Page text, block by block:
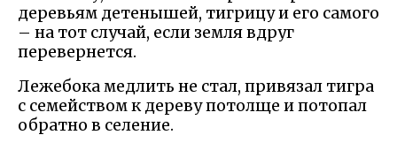
деревьям детенышей, тигрицу и его самого
– на тот случай, если земля вдруг
перевернется.
Лежебока медлить не стал, привязал тигра
с семейством к дереву потолще и потопал
обратно в селение.